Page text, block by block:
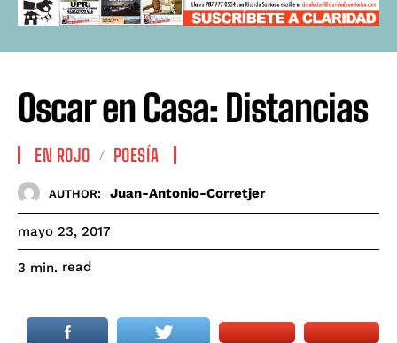
Oscar en Casa: Distancias
EN ROJO POESÍA
AUTHOR: Juan-Antonio-Corretjer
mayo 23, 2017
3 min. read